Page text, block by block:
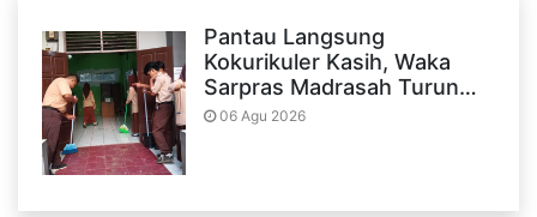
Pantau Langsung
Kokurikuler Kasih, Waka
Sarpras Madrasah Turun…
06 Agu 2026